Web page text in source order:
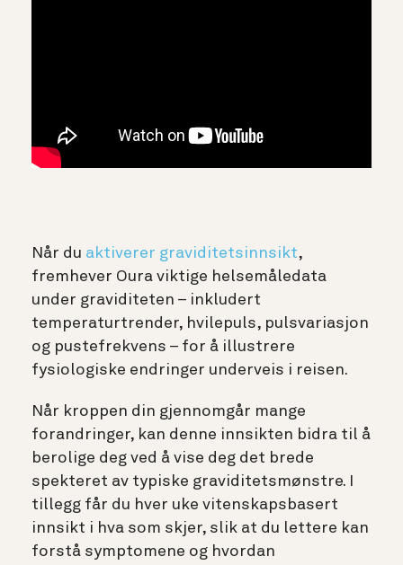
Når du aktiverer graviditetsinnsikt,
fremhever Oura viktige helsemåledata
under graviditeten – inkludert
temperaturtrender, hvilepuls, pulsvariasjon
og pustefrekvens – for å illustrere
fysiologiske endringer underveis i reisen.
Når kroppen din gjennomgår mange
forandringer, kan denne innsikten bidra til å
berolige deg ved å vise deg det brede
spekteret av typiske graviditetsmønstre. I
tillegg får du hver uke vitenskapsbasert
innsikt i hva som skjer, slik at du lettere kan
forstå symptomene og hvordan